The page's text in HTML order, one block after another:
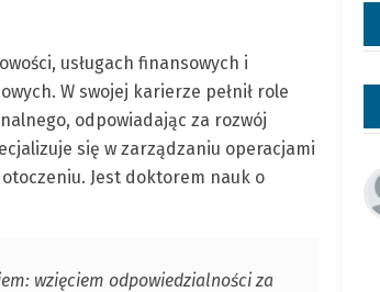
usługach finansowych i
W swojej karierze pełnił role
odpowiadając za rozwój
się w zarządzaniu operacjami
Jest doktorem nauk o
wzięciem odpowiedzialności za